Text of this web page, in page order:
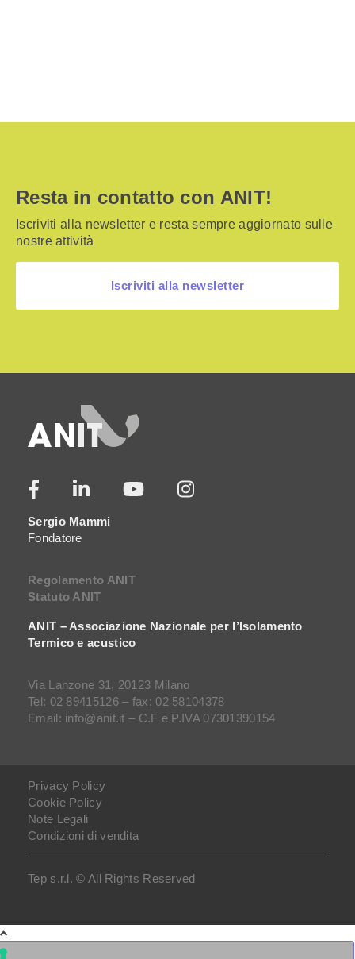
Resta in contatto con ANIT!
Iscriviti alla newsletter e resta sempre aggiornato sulle
nostre attività
Iscriviti alla newsletter
Sergio Mammi
Fondatore
Regolamento ANIT
Statuto ANIT
ANIT – Associazione Nazionale per l’Isolamento
Termico e acustico
Via Lanzone 31, 20123 Milano
Tel: 02 89415126 – fax: 02 58104378
Email: info@anit.it – C.F e P.IVA 07301390154
Tep s.r.l. © All Rights Reserved
Privacy Policy
Cookie Policy
Note Legali
Condizioni di vendita